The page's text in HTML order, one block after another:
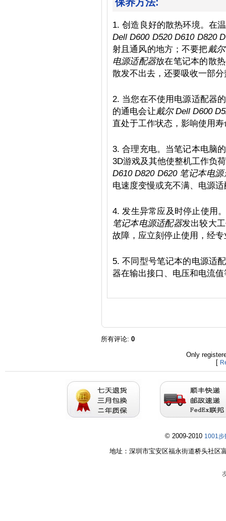
1. 创造良好的散热环境。在
Dell D600 D520 D610 D820
射且通风的地方；不要把戴
电源适配器放在笔记本的散
散发不出去，还要吸收一部
2. 当您在不使用电源适配器
的通电会让戴尔 Dell D600
直处于工作状态，影响使用寿
3. 合理充电。当笔记本电脑
3D游戏及其他使整机工作负
D610 D820 D620 笔记本电
电速度变慢或充不满、电源
4. 发生异常应及时停止使用
笔记本电源适配器发出较大
故障，应立刻停止使用，经
5. 不同型号笔记本的电源适
器在输出接口、电压和电流
所有评论: 0
Only
[
© 2009-2010 1001步
地址：深圳市宝安区福永街道桥头社区